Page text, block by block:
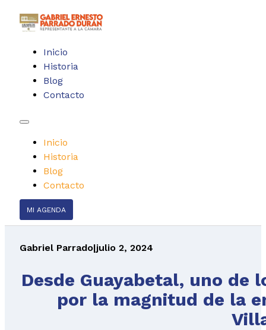
Inicio
Historia
Blog
Contacto
Inicio
Historia
Blog
Contacto
MI AGENDA
Gabriel Parrado|julio 2, 2024
Desde Guayabetal, uno
por la magnitud de la